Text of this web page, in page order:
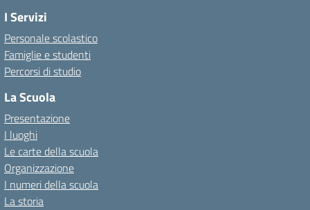
I Servizi
Personale scolastico
Famiglie e studenti
Percorsi di studio
La Scuola
Presentazione
I luoghi
Le carte della scuola
Organizzazione
I numeri della scuola
La storia